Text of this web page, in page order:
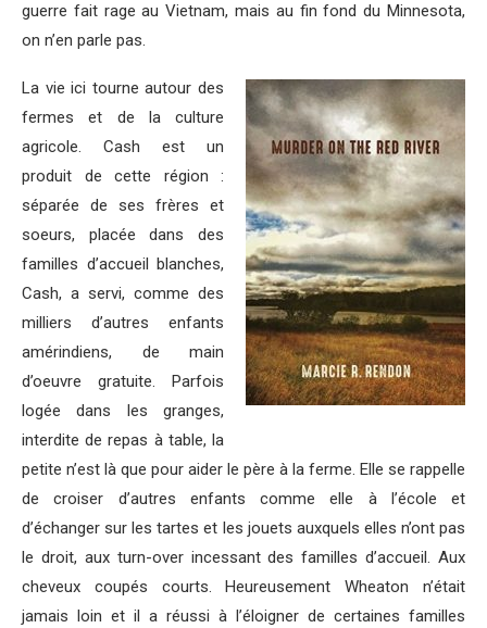
guerre fait rage au Vietnam, mais au fin fond du Minnesota,
on n’en parle pas.
La vie ici tourne autour des
fermes et de la culture
agricole. Cash est un
produit de cette région :
séparée de ses frères et
soeurs, placée dans des
familles d’accueil blanches,
Cash, a servi, comme des
milliers d’autres enfants
amérindiens, de main
d’oeuvre gratuite. Parfois
logée dans les granges,
interdite de repas à table, la
petite n’est là que pour aider le père à la ferme. Elle se rappelle
de croiser d’autres enfants comme elle à l’école et
d’échanger sur les tartes et les jouets auxquels elles n’ont pas
le droit, aux turn-over incessant des familles d’accueil. Aux
cheveux coupés courts. Heureusement Wheaton n’était
jamais loin et il a réussi à l’éloigner de certaines familles